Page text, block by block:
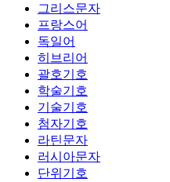
그리스문자
프랑스어
독일어
히브리어
괄호기호
학술기호
기술기호
첨자기호
라틴문자
러시아문자
단위기호